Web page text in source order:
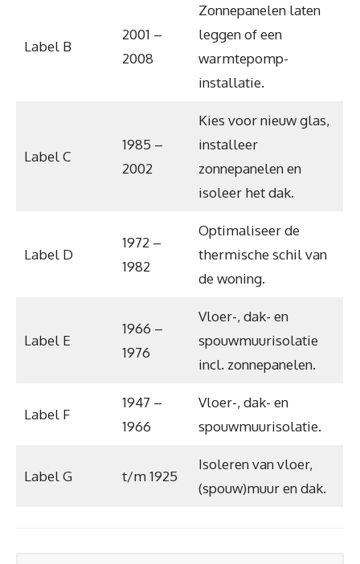
Label B
2001 –
2008
Zonnepanelen laten
leggen of een
warmtepomp-
installatie.
Label C
1985 –
2002
Kies voor nieuw glas,
installeer
zonnepanelen en
isoleer het dak.
Label D
1972 –
1982
Optimaliseer de
thermische schil van
de woning.
Label E
1966 –
1976
Vloer-, dak- en
spouwmuurisolatie
incl. zonnepanelen.
Label F
1947 –
1966
Vloer-, dak- en
spouwmuurisolatie.
Label G t/m 1925
Isoleren van vloer,
(spouw)muur en dak.